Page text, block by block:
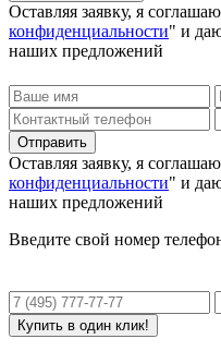
Оставляя заявку, я
конфиденциальности" и
наших предложений
Оставляя заявку, я
конфиденциальности" и
наших предложений
Введите свой номер